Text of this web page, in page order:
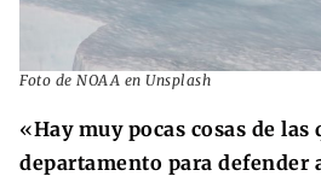
Foto de NOAA en Unsplash
«Hay muy pocas cosas de las
departamento para defender